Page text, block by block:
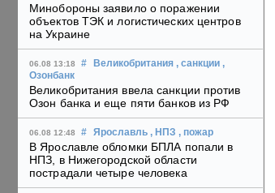
Минобороны заявило о поражении
объектов ТЭК и логистических центров
на Украине
06.08 13:18 # Великобритания , санкции ,
Озонбанк
Великобритания ввела санкции против
Озон банка и еще пяти банков из РФ
06.08 12:48 # Ярославль , НПЗ , пожар
В Ярославле обломки БПЛА попали в
НПЗ, в Нижегородской области
пострадали четыре человека